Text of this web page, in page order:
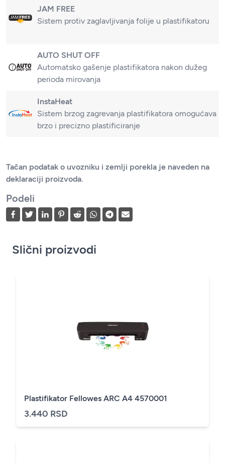
JAM FREE
Sistem protiv zaglavljivanja folije u plastifikatoru
AUTO SHUT OFF
Automatsko gašenje plastifikatora nakon dužeg
perioda mirovanja
InstaHeat
Sistem brzog zagrevanja plastifikatora omogućava
brzo i precizno plastificiranje
Tačan podatak o uvozniku i zemlji porekla je naveden na
deklaraciji proizvoda.
Podeli
Slični proizvodi
Plastifikator Fellowes ARC A4 4570001
3.440 RSD